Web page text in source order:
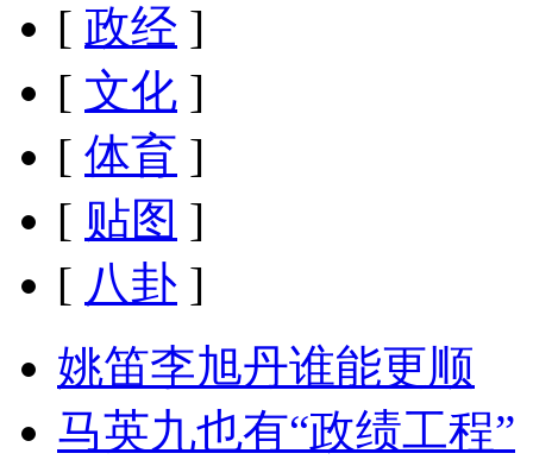
[ 政经 ]
[ 文化 ]
[ 体育 ]
[ 贴图 ]
[ 八卦 ]
姚笛李旭丹谁能更顺
马英九也有“政绩工程”